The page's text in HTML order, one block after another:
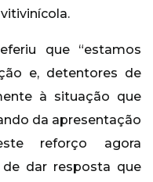
que “estamos
e, detentores de
à situação que
da apresentação
reforço agora
dar resposta que